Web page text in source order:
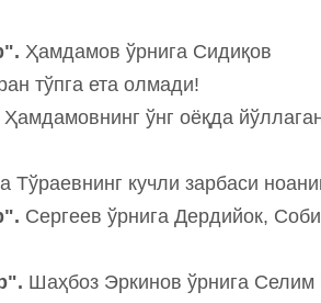
Ҳамдамов ўрнига Сидиқов
тўпга ета олмади!
ўнг оёқда
Тўраевнинг кучли зарбаси
Сергеев ўрнига Дердийок,
Шаҳбоз Эркинов ўрнига